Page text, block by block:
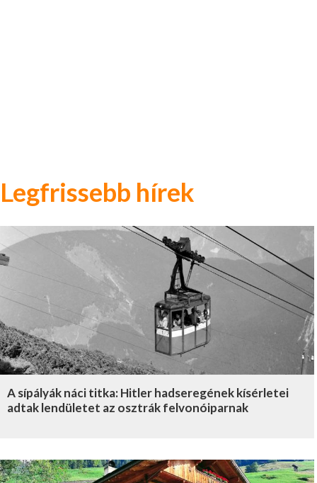
Legfrissebb hírek
A sípályák náci titka: Hitler hadseregének kísérletei
adtak lendületet az osztrák felvonóiparnak